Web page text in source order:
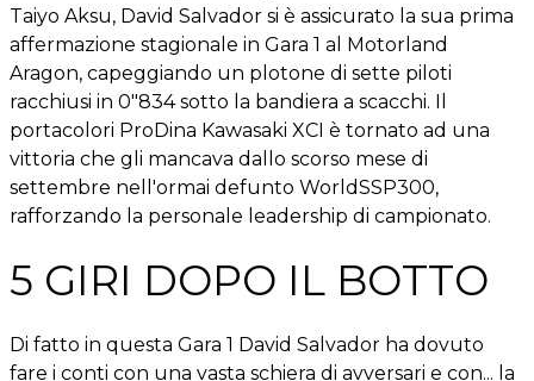
Taiyo Aksu, David Salvador si è assicurato la sua prima
affermazione stagionale in Gara 1 al Motorland
Aragon, capeggiando un plotone di sette piloti
racchiusi in 0"834 sotto la bandiera a scacchi. Il
portacolori ProDina Kawasaki XCI è tornato ad una
vittoria che gli mancava dallo scorso mese di
settembre nell'ormai defunto WorldSSP300,
rafforzando la personale leadership di campionato.
5 GIRI DOPO IL BOTTO
Di fatto in questa Gara 1 David Salvador ha dovuto
fare i conti con una vasta schiera di avversari e con... la